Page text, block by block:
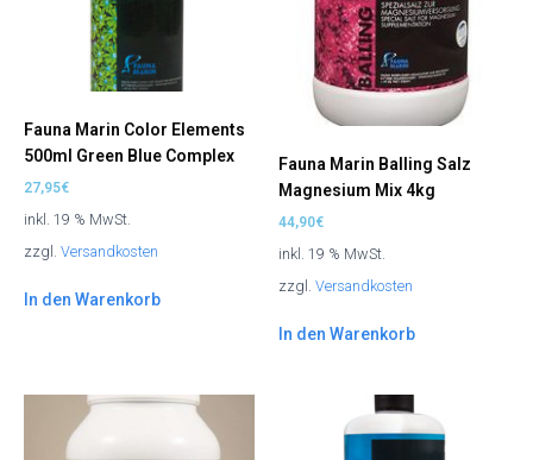
Fauna Marin Color Elements
500ml Green Blue Complex
27,95€
inkl. 19 % MwSt.
zzgl. Versandkosten
In den Warenkorb
Fauna Marin Balling Salz
Magnesium Mix 4kg
44,90€
inkl. 19 % MwSt.
zzgl. Versandkosten
In den Warenkorb